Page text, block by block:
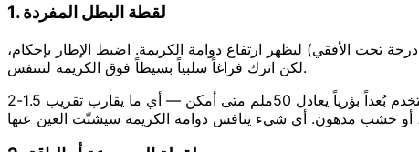
1. لقطة البطل المفردة
هذه هي صورة قائمة الطعام، ومنشور إطلاق النكهة الواحدة، ولوحة "نكهة اليوم". صوّر بمستوى النظر أو بزاوية 3/4 خفيفة (حوالي 30 درجة تحت الأفقي) ليظهر ارتفاع دوامة الكريمة. اضبط الإطار بإحكام،
لكن اترك فراغاً سلبياً بسيطاً فوق الكريمة لتتنفس.
استخدم بُعداً بؤرياً يعادل 50ملم متى أمكن — أي ما يقارب تقريب 1.5-2x على معظم الجوّالات الذكية، أو عدسة "1x" على موديلات آيفون برو مع نقرة للوصول إلى 2x. البُعد البؤري الأطول يُسطّح التشوّه